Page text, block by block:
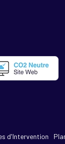
d'Intervention